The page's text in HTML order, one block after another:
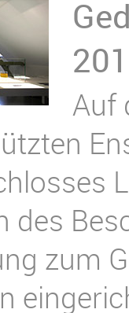
Auf
des
zum